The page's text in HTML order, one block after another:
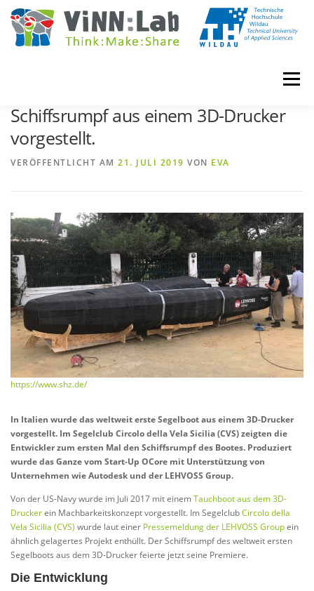
Zum
Inhalt
springen
Menü
VINN:LOG
BOOKING IMPRINT
Schiffsrumpf aus einem 3D-Drucker
vorgestellt.
VERÖFFENTLICHT AM 21. JULI 2019 VON EVA
https://www.shz.de/
In Italien wurde das weltweit erste Segelboot aus einem 3D-Drucker
vorgestellt. Im Segelclub Circolo della Vela Sicilia (CVS) zeigten die
Entwickler zum ersten Mal den Schiffsrumpf des Bootes. Produziert
wurde das Ganze vom Start-Up OCore mit Unterstützung von
Unternehmen wie Autodesk und der LEHVOSS Group.
Von der US-Navy wurde im Juli 2017 mit einemTauchboot aus dem 3D-
Druckerein Machbarkeitskonzept vorgestellt. Im SegelclubCircolo della
Vela Sicilia (CVS) wurde laut einer Pressemeldung der LEHVOSS Groupein
ähnlich gelagertes Projekt enthüllt. Der Schiffsrumpf des weltweit ersten
Segelboots aus dem 3D-Drucker feierte jetzt seine Premiere.
Die Entwicklung